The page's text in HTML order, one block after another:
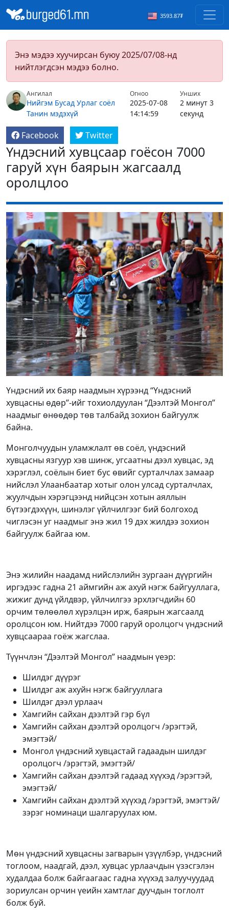
3593.87₮
Энэ мэдээ хуучирсан буюу 2025/07/08-нд
нийтлэгдсэн мэдээ болно.
Ангилал
Нийгэм Бусад Урлаг соёл
Танин мэдэхүй
Огноо
2025-07-08
14:14:59
Унших
2 минут 3
секунд
Facebook Twitter
Үндэсний хувцсаар гоёсон 7000
гаруй хүн баярын жагсаалд
оролцлоо
Үндэсний их баяр наадмын хүрээнд “Үндэсний
хувцасны өдөр”-ийг тохиолдуулан “Дээлтэй Монгол”
наадмыг өнөөдөр төв талбайд зохион байгуулж
байна.
Монголчуудын уламжлалт өв соёл, үндэсний
хувцасны язгуур хэв шинж, угсаатны дээл хувцас, эд
хэрэглэл, соёлын биет бус өвийг сурталчлах замаар
нийслэл Улаанбаатар хотыг олон улсад сурталчлах,
жуулчдын хэрэгцээнд нийцсэн хотын аяллын
бүтээгдэхүүн, шинэлэг үйлчилгээг бий болгоход
чиглэсэн уг наадмыг энэ жил 19 дэх жилдээ зохион
байгуулж байгаа юм.
Энэ жилийн наадамд нийслэлийн зургаан дүүргийн
иргэдээс гадна 21 аймгийн аж ахуй нэгж байгууллага,
жижиг дунд үйлдвэр, үйлчилгээ эрхлэгчдийн 60
орчим төлөөлөл хүрэлцэн ирж, баярын жагсаалд
оролцсон юм. Нийтдээ 7000 гаруй оролцогч үндэсний
хувцсаараа гоёж жагслаа.
Түүнчлэн “Дээлтэй Монгол” наадмын үеэр:
Шилдэг дүүрэг
Шилдэг аж ахуйн нэгж байгууллага
Шилдэг дээл урлаач
Хамгийн сайхан дээлтэй гэр бүл
Хамгийн сайхан дээлтэй оролцогч /эрэгтэй,
эмэгтэй/
Монгол үндэсний хувцастай гадаадын шилдэг
оролцогч /эрэгтэй, эмэгтэй/
Хамгийн сайхан дээлтэй гадаад хүүхэд /эрэгтэй,
эмэгтэй/
Хамгийн сайхан дээлтэй хүүхэд /эрэгтэй, эмэгтэй/
зэрэг номинаци шалгаруулах юм.
Мөн үндэсний хувцасны загварын үзүүлбэр, үндэсний
тоглоом, наадгай, дээл, хувцас урлаачдын үзэсгэлэн
худалдаа болж байгаагаас гадна хүүхэд залуучуудад
зориулсан орчин үеийн хамтлаг дуучдын тоглолт
болж буй.